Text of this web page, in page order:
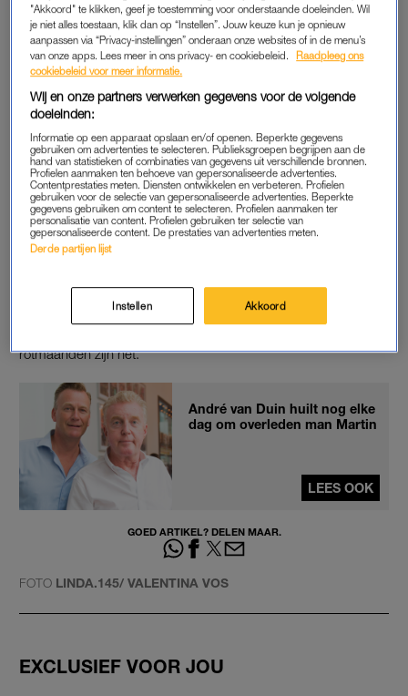
aangename afleiding na het overlijden van zijn man Martin.
“Hoewel het soms best pittig is. Die draaidagen vanHeel
Holland Baktzijn vooral in het begin, als er nog tien kandidaten
zijn, van 08.00 tot 20.00 uur”, stelt de presentator. “Het bakken
van die taartjes houdt natuurlijk erg op, hè? Maar ja, je kunt ze
moeilijk weglaten.”
FEESTDAGEN
De presentator vertelde onlangs ook aan LINDA. dat hij best
opziet tegen de feestdagen.
“Zeker omdat het in die tijd allemaal speelde. Onze trouwdag
is op 23 december, met Kerstmis twee jaar geleden was
rotmaanden zijn het.”
André van Duin huilt nog elke
dag om overleden man Martin
LEES OOK
GOED ARTIKEL? DELEN MAAR.
FOTO LINDA.145/ VALENTINA VOS
EXCLUSIEF VOOR JOU
"Akkoord" te klikken, geef je toestemming voor onderstaande doeleinden. Wil
je niet alles toestaan, klik dan op “Instellen”. Jouw keuze kun je opnieuw
aanpassen via “Privacy-instellingen” onderaan onze websites of in de menu’s
van onze apps. Lees meer in ons privacy- en cookiebeleid.
Raadpleeg ons
cookiebeleid voor meer informatie.
Wij en onze partners verwerken gegevens voor de volgende
doeleinden:
Informatie op een apparaat opslaan en/of openen. Beperkte gegevens
gebruiken om advertenties te selecteren. Publieksgroepen begrijpen aan de
hand van statistieken of combinaties van gegevens uit verschillende bronnen.
Profielen aanmaken ten behoeve van gepersonaliseerde advertenties.
Contentprestaties meten. Diensten ontwikkelen en verbeteren. Profielen
gebruiken voor de selectie van gepersonaliseerde advertenties. Beperkte
gegevens gebruiken om content te selecteren. Profielen aanmaken ter
personalisatie van content. Profielen gebruiken ter selectie van
gepersonaliseerde content. De prestaties van advertenties meten.
Derde partijen lijst
Instellen Akkoord